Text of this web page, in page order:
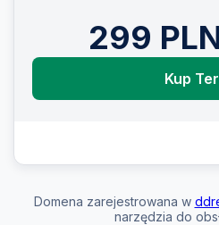
299
Kup
Domena zarejestrowana w
narzędzia do